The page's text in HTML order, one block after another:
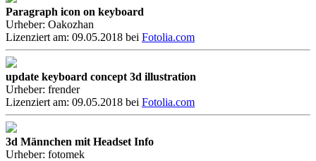
Paragraph icon on keyboard
Urheber: Oakozhan
Lizenziert am: 09.05.2018 bei Fotolia.com
update keyboard concept 3d illustration
Urheber: frender
Lizenziert am: 09.05.2018 bei Fotolia.com
3d Männchen mit Headset Info
Urheber: fotomek